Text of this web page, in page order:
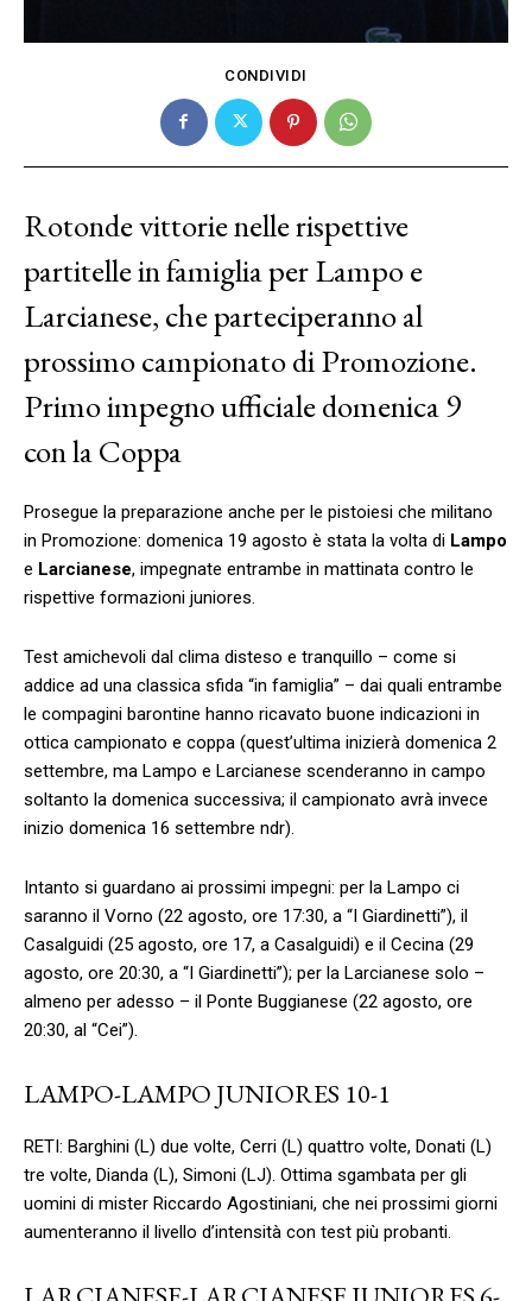
CONDIVIDI
Rotonde vittorie nelle rispettive
partitelle in famiglia per Lampo e
Larcianese, che parteciperanno al
prossimo campionato di Promozione.
Primo impegno ufficiale domenica 9
con la Coppa
Prosegue la preparazione anche per le pistoiesi che militano
in Promozione: domenica 19 agosto è stata la volta di Lampo
e Larcianese, impegnate entrambe in mattinata contro le
rispettive formazioni juniores.
Test amichevoli dal clima disteso e tranquillo – come si
addice ad una classica sfida “in famiglia” – dai quali entrambe
le compagini barontine hanno ricavato buone indicazioni in
ottica campionato e coppa (quest’ultima inizierà domenica 2
settembre, ma Lampo e Larcianese scenderanno in campo
soltanto la domenica successiva; il campionato avrà invece
inizio domenica 16 settembre ndr).
Intanto si guardano ai prossimi impegni: per la Lampo ci
saranno il Vorno (22 agosto, ore 17:30, a “I Giardinetti”), il
Casalguidi (25 agosto, ore 17, a Casalguidi) e il Cecina (29
agosto, ore 20:30, a “I Giardinetti”); per la Larcianese solo –
almeno per adesso – il Ponte Buggianese (22 agosto, ore
20:30, al “Cei”).
LAMPO-LAMPO JUNIORES 10-1
RETI: Barghini (L) due volte, Cerri (L) quattro volte, Donati (L)
tre volte, Dianda (L), Simoni (LJ). Ottima sgambata per gli
uomini di mister Riccardo Agostiniani, che nei prossimi giorni
aumenteranno il livello d’intensità con test più probanti.